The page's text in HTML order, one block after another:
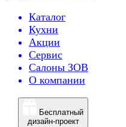
Каталог
Кухни
Акции
Сервис
Салоны ЗОВ
О компании
Бесплатный
дизайн-проект